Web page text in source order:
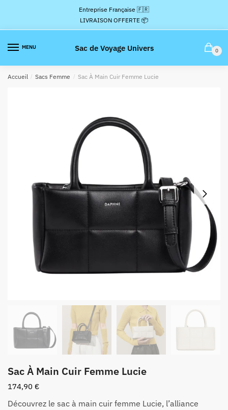
la
navigation
contenu
Entreprise Française 🇫🇷
LIVRAISON OFFERTE 📦
MENU Sac de Voyage Univers 0
Accueil / Sacs Femme / Sac À Main Cuir Femme Lucie
Sac À Main Cuir Femme Lucie
174,90 €
Découvrez le sac à main cuir femme Lucie, l’alliance